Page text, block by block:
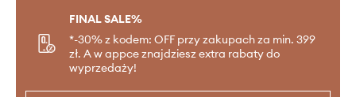
FINAL SALE%
*-30% z kodem: OFF przy zakupach za min. 399
zł. A w appce znajdziesz extra rabaty do
wyprzedaży!